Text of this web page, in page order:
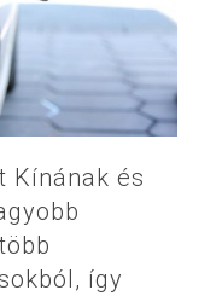
Kínának és
így